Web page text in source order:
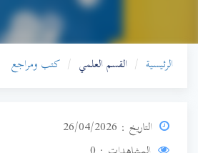
الرئيسية القسم العلمي كتب ومراجع
التاريخ : 26/04/2026